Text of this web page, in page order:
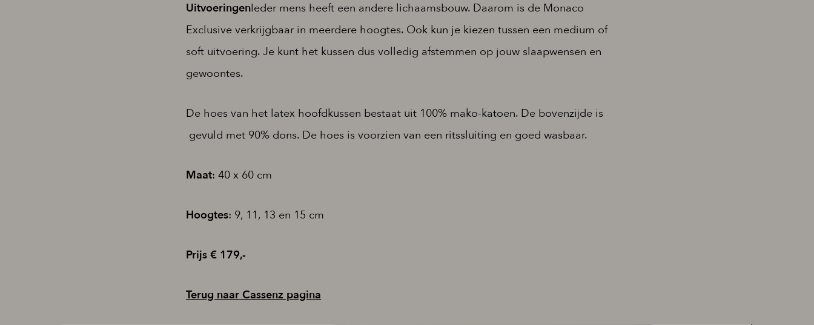
UitvoeringenIeder mens heeft een andere lichaamsbouw. Daarom is de Monaco
Exclusive verkrijgbaar in meerdere hoogtes. Ook kun je kiezen tussen een medium of
soft uitvoering. Je kunt het kussen dus volledig afstemmen op jouw slaapwensen en
gewoontes.
De hoes van het latex hoofdkussen bestaat uit 100% mako-katoen. De bovenzijde is
gevuld met 90% dons. De hoes is voorzien van een ritssluiting en goed wasbaar.
Maat: 40 x 60 cm
Hoogtes: 9, 11, 13 en 15 cm
Prijs € 179,-
Terug naar Cassenz pagina